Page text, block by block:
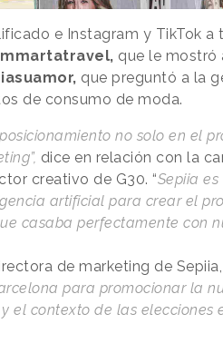
e Instagram y TikTok a
que le mostró
que preguntó a la
de consumo de moda.
no solo en el
dice en relación con la
creativo de G30. “Sepiia
artificial para crear el
casaba perfectamente con
de marketing de
para promocionar la
el contexto de las elecciones